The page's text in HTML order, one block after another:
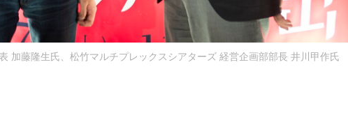
加藤隆生氏、松竹マルチプレックスシアターズ 経営企画部部長 井川甲作氏